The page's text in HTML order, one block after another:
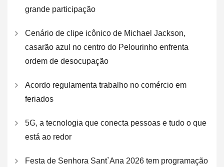
grande participação
Cenário de clipe icônico de Michael Jackson,
casarão azul no centro do Pelourinho enfrenta
ordem de desocupação
Acordo regulamenta trabalho no comércio em
feriados
5G, a tecnologia que conecta pessoas e tudo o que
está ao redor
Festa de Senhora Sant`Ana 2026 tem programação